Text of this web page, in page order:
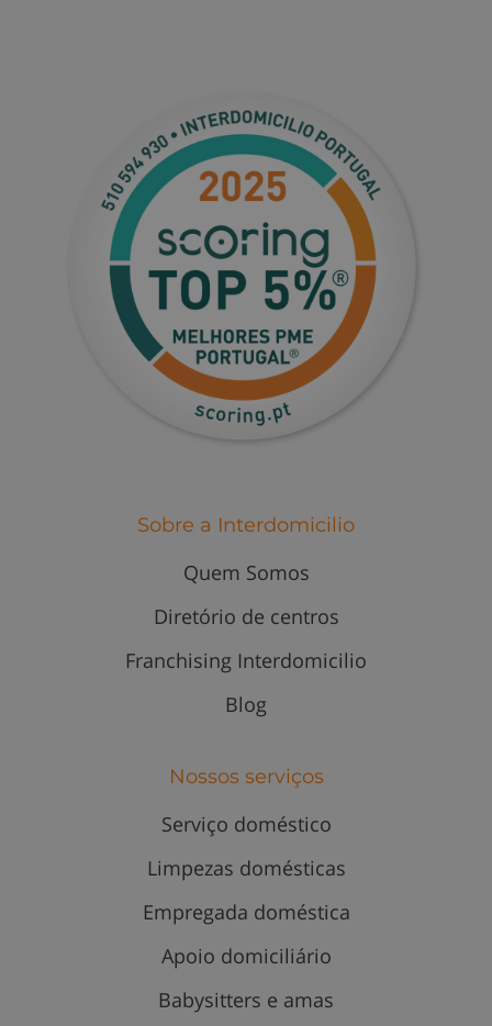
Sobre a Interdomicilio
Quem Somos
Diretório de centros
Franchising Interdomicilio
Blog
Nossos serviços
Serviço doméstico
Limpezas domésticas
Empregada doméstica
Apoio domiciliário
Babysitters e amas